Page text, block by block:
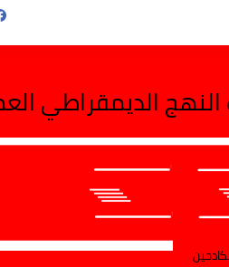
الديمقراطي